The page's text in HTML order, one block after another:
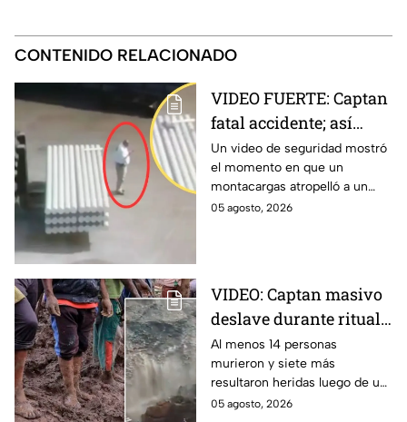
CONTENIDO RELACIONADO
VIDEO FUERTE: Captan
fatal accidente; así
montacargas atropelló
a trabajador distraído
en su celular
Un video de seguridad mostró
el momento en que un
montacargas atropelló a un
trabajador dentro de una planta
05 agosto, 2026
VIDEO: Captan masivo
deslave durante ritual
religioso; dejó 23
peregrinos sin vida en
monasterio de Etiopía
Al menos 14 personas
murieron y siete más
resultaron heridas luego de un
deslave durante un ritual
05 agosto, 2026